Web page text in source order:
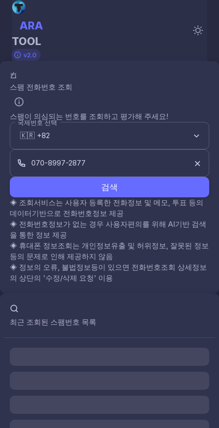
ARA
TOOL
v2.0
스팸 전화번호 조회
스팸이 의심되는 번호를 조회하고 평가해 주세요!
국제번호 선택
검색
◈ 조회서비스는 사용자 등록한 전화정보 및 메모, 투표 등의
데이터기반으로 전화번호정보 제공
◈ 전화번호정보가 없는 경우 사용자편의를 위해 AI기반 검색
을 통한 정보 제공
◈ 휴대폰 정보조회는 개인정보유출 및 허위정보, 잘못된 정보
등의 문제로 인해 제공하지 않음
◈ 정보의 오류, 불법정보등이 있으면 전화번호조회 상세정보
의 상단의 '수정/삭제 요청' 이용
최근 조회된 스팸번호 목록